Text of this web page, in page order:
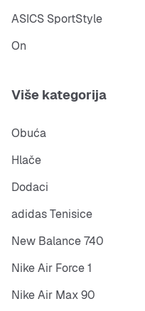
ASICS SportStyle
On
Više kategorija
Obuća
Hlače
Dodaci
adidas Tenisice
New Balance 740
Nike Air Force 1
Nike Air Max 90